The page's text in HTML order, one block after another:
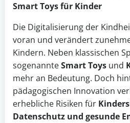
Smart Toys für Kinder
Die Digitalisierung der
voran und verändert
Kindern. Neben klassischen
sogenannteSmart Toys und
mehr an Bedeutung. Doch
pädagogischen Innovation
erhebliche Risiken für
Datenschutz und gesunde